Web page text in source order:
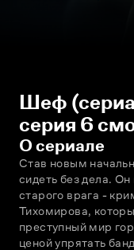
Шеф
серия 6
О сериале
Став новым
сидеть без дела.
старого врага -
Тихомирова,
преступный мир
ценой упрятать